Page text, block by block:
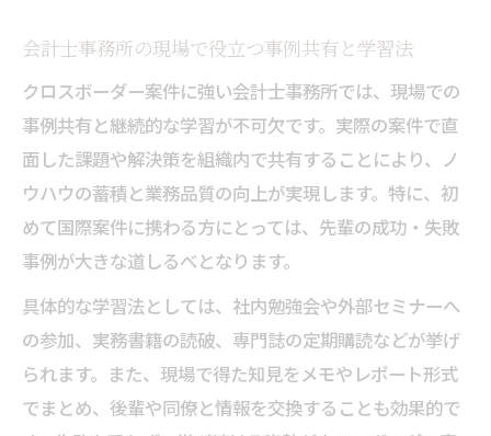
会計士事務所の現場で役立つ事例共有と学習法
クロスボーダー案件に強い会計士事務所では、現場での
事例共有と継続的な学習が不可欠です。実際の案件で直
面した課題や解決策を組織内で共有することにより、ノ
ウハウの蓄積と業務品質の向上が実現します。特に、初
めて国際案件に携わる方にとっては、先輩の成功・失敗
事例が大きな道しるべとなります。
具体的な学習法としては、社内勉強会や外部セミナーへ
の参加、実務書籍の読破、専門誌の定期購読などが挙げ
られます。また、現場で得た知見をメモやレポート形式
でまとめ、後輩や同僚と情報を交換することも効果的で